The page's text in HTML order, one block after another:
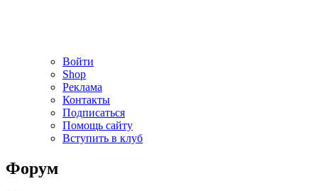
Войти
Shop
Реклама
Контакты
Подписаться
Помощь сайту
Вступить в клуб
Форум